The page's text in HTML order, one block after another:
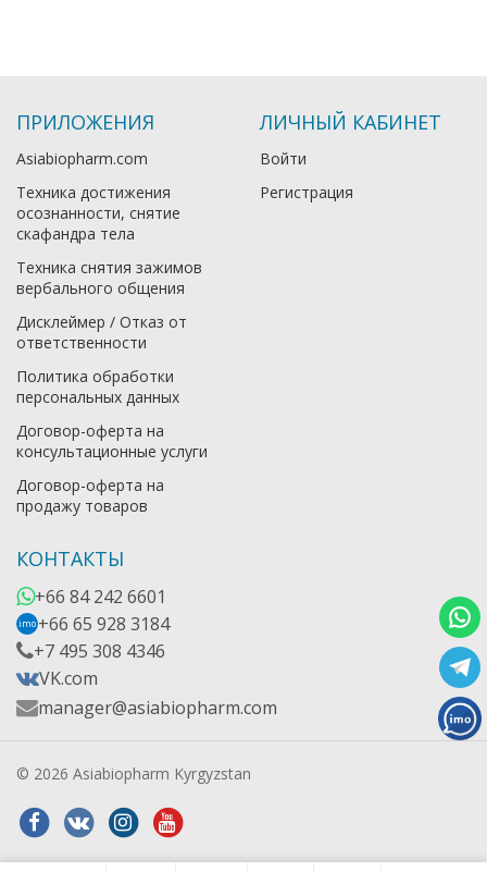
ПРИЛОЖЕНИЯ
Asiabiopharm.com
Техника достижения
осознанности, снятие
скафандра тела
Техника снятия зажимов
вербального общения
Дисклеймер / Отказ от
ответственности
Политика обработки
персональных данных
Договор-оферта на
консультационные услуги
Договор-оферта на
продажу товаров
ЛИЧНЫЙ КАБИНЕТ
Войти
Регистрация
КОНТАКТЫ
+66 84 242 6601
imo +66 65 928 3184
+7 495 308 4346
VK.com
manager@asiabiopharm.com
© 2026 Asiabiopharm Kyrgyzstan